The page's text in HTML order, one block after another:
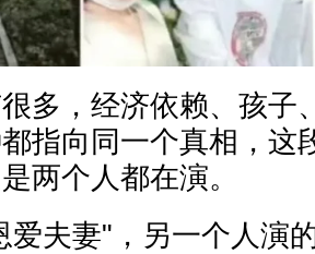
多，经济依赖、孩子
指向同一个真相，这
两个人都在演。
爱夫妻"，另一个人演